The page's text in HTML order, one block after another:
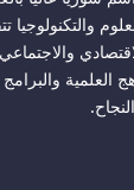
والبرامج